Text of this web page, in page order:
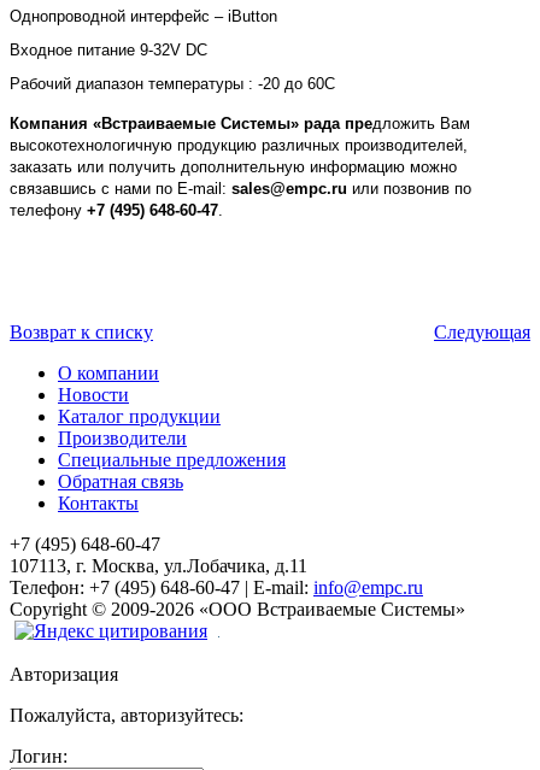
Однопроводной интерфейс – iButton
Входное питание 9-32V DC
Рабочий диапазон температуры : -20 до 60С
Компания «Встраиваемые Системы» рада предложить Вам
высокотехнологичную продукцию различных производителей,
заказать или получить дополнительную информацию можно
связавшись с нами по E-mail: sales@empc.ru или позвонив по
телефону +7 (495) 648-60-47
Возврат к списку
Следующая
О компании
Новости
Каталог продукции
Производители
Специальные предложения
Обратная связь
Контакты
+7 (495) 648-60-47
107113, г. Москва, ул.Лобачика, д.11
Телефон: +7 (495) 648-60-47 | E-mail: info@empc.ru
Copyright © 2009-2026 «ООО Встраиваемые Системы»
Авторизация
Пожалуйста, авторизуйтесь:
Логин: